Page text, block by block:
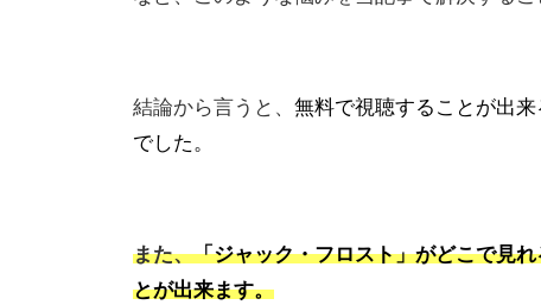
結論から言うと、 無料で視聴することが出
でした。
また、「ジャック・フロスト」がどこで見
とが出来ます。